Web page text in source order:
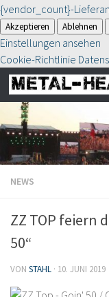
{vendor_count}-
Akzeptieren Ablehnen
Einstellungen ansehen
Cookie-Richtlinie
NEWS
ZZ TOP feiern
50“
VON STAHL · 10. JUNI 2019